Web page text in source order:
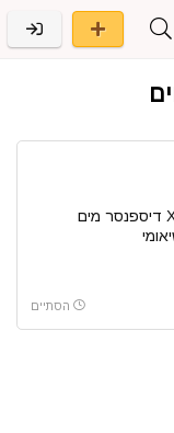
Xiaomi C1 דיספנסר מים
הסתיים